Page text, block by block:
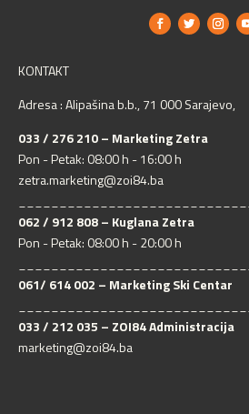
KONTAKT
Adresa : Alipašina b.b., 71 000 Sarajevo,
033 / 276 210 – Marketing Zetra
Pon - Petak: 08:00 h - 16:00 h
zetra.marketing@zoi84.ba
062 / 912 808 – Kuglana Zetra
Pon - Petak: 08:00 h - 20:00 h
061/ 614 002 – Marketing Ski Centar
033 / 212 035 – ZOI84 Administracija
marketing@zoi84.ba